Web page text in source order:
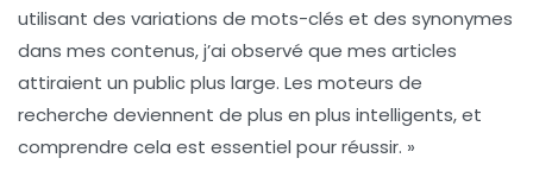
utilisant des variations de mots-clés et des synonymes
dans mes contenus, j’ai observé que mes articles
attiraient un public plus large. Les moteurs de
recherche deviennent de plus en plus intelligents, et
comprendre cela est essentiel pour réussir. »